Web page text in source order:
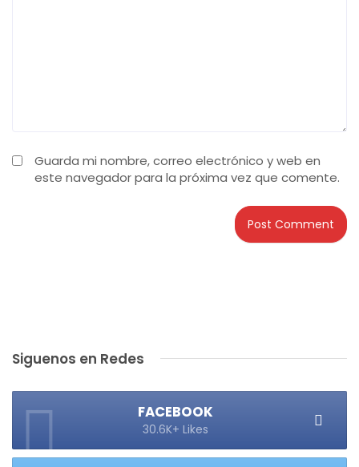
Guarda mi nombre, correo electrónico y web en
este navegador para la próxima vez que comente.
Siguenos en Redes
FACEBOOK
30.6K+ Likes